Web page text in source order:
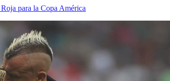
para la Copa América